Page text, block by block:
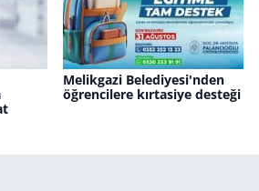
Melikgazi Belediyesi'nden
öğrencilere kırtasiye desteği